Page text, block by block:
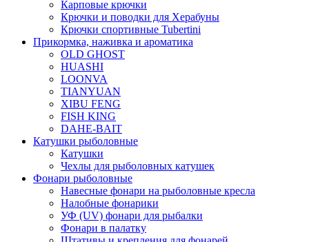
Карповые крючки
Крючки и поводки для Херабуны
Крючки спортивные Tubertini
Прикормка, наживка и ароматика
OLD GHOST
HUASHI
LOONVA
TIANYUAN
XIBU FENG
FISH KING
DAHE-BAIT
Катушки рыболовные
Катушки
Чехлы для рыболовных катушек
Фонари рыболовные
Навесные фонари на рыболовные кресла
Налобные фонарики
УФ (UV) фонари для рыбалки
Фонари в палатку